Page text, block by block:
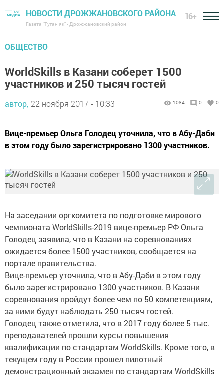
НОВОСТИ ДРОЖЖАНОВСКОГО РАЙОНА
Газета "Туган як" - Дрожжановский район
16+
ОБЩЕСТВО
WorldSkills в Казани соберет 1500
участников и 250 тысяч гостей
автор, 22 ноября 2017 - 10:33 1084 0 0
Вице-премьер Ольга Голодец уточнила, что в Абу-Даби
в этом году было зарегистрировано 1300 участников.
На заседании оргкомитета по подготовке мирового
чемпионата WorldSkills-2019 вице-премьер РФ Ольга
Голодец заявила, что в Казани на соревнованиях
ожидается более 1500 участников, сообщается на
портале правительства.
Вице-премьер уточнила, что в Абу-Даби в этом году
было зарегистрировано 1300 участников. В Казани
соревнования пройдут более чем по 50 компетенциям,
за ними будут наблюдать 250 тысяч гостей.
Голодец также отметила, что в 2017 году более 5 тыс.
преподавателей прошли курсы повышения
квалификации по стандартам WorldSkills. Кроме того, в
текущем году в России прошел пилотный
демонстрационный экзамен по стандартам WorldSkills